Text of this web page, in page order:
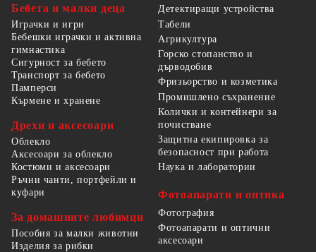
Бебета и малки деца
Играчки и игри
Бебешки играчки и активна
гимнастика
Сигурност за бебето
Транспорт за бебето
Памперси
Кърмене и хранене
Дрехи и аксесоари
Облекло
Аксесоари за облекло
Костюми и аксесоари
Ръчни чанти, портфейли и
куфари
За домашните любимци
Пособия за малки животни
Изделия за рибки
Детектиращи устройства
Табели
Агрикултура
Горско стопанство и
дърводобив
Фризьорство и козметика
Промишлено съхранение
Колички и контейнери за
почистване
Защитна екипировка за
безопасност при работа
Наука и лаборатории
Фотоапарати и оптика
Фотография
Фотоапарати и оптични
аксесоари